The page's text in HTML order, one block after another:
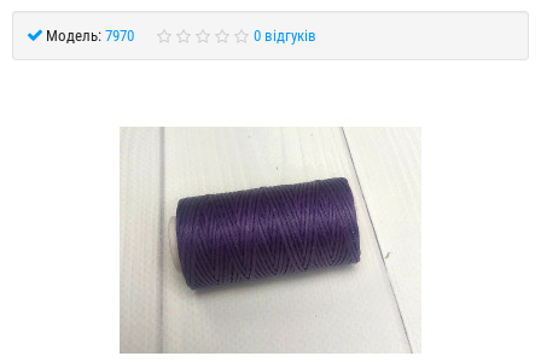
Модель: 7970 0 відгуків